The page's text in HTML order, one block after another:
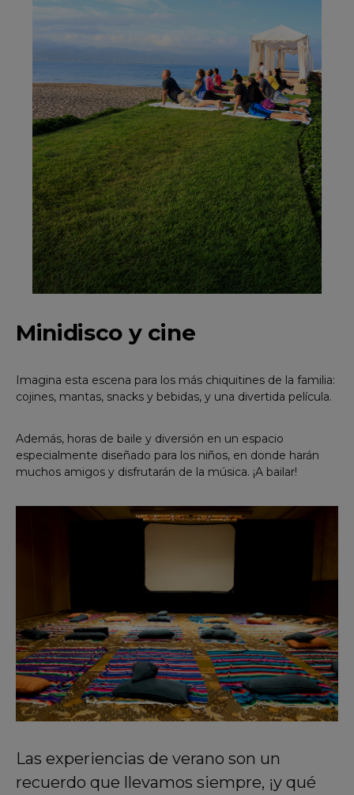
Minidisco y cine
Imagina esta escena para los más chiquitines de la familia:
cojines, mantas, snacks y bebidas, y una divertida película.
Además, horas de baile y diversión en un espacio
especialmente diseñado para los niños, en donde harán
muchos amigos y disfrutarán de la música. ¡A bailar!
Las experiencias de verano son un
recuerdo que llevamos siempre, ¡y qué